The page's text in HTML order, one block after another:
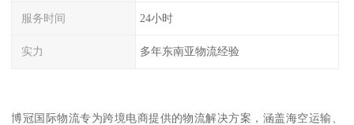
服务时间 24小时
实力 多年东南亚物流经验
博冠国际物流专为跨境电商提供的物流解决方案，涵盖海空运输、